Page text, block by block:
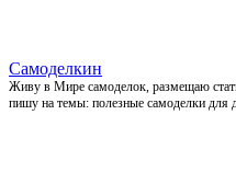
Самоделкин
Живу в Мире самоделок, размещаю
пишу на темы: полезные самоделки для